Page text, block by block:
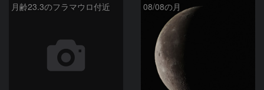
月齢23.3のフラマウロ付近 08/08の月